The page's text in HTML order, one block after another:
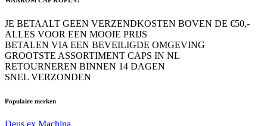
JE BETAALT GEEN VERZENDKOSTEN BOVEN DE €50,-
ALLES VOOR EEN MOOIE PRIJS
BETALEN VIA EEN BEVEILIGDE OMGEVING
GROOTSTE ASSORTIMENT CAPS IN NL
RETOURNEREN BINNEN 14 DAGEN
SNEL VERZONDEN
Populaire merken